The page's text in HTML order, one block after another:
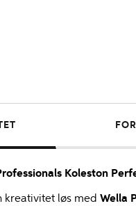
Koleston
kreativitet løs med Wella